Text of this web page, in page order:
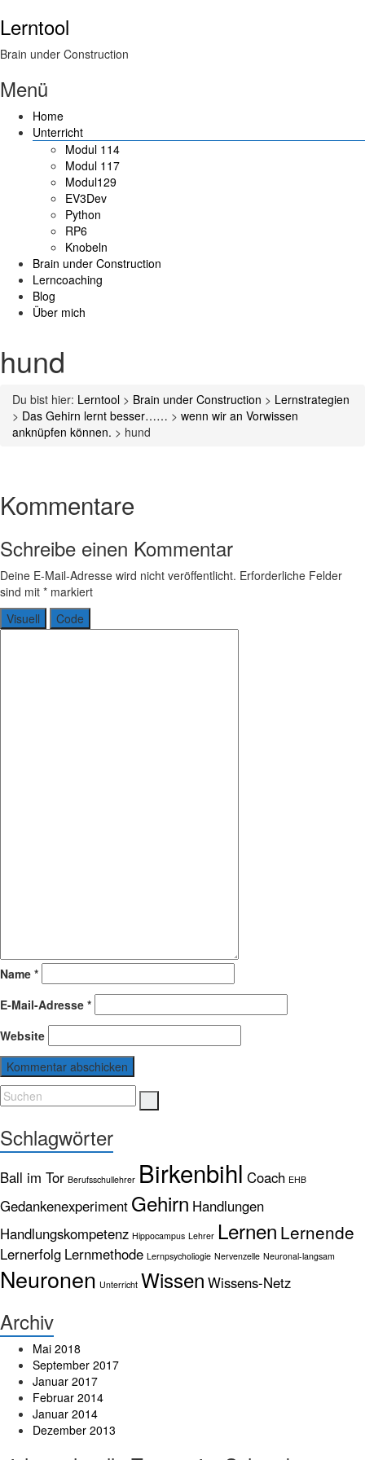
Lerntool
Brain under Construction
Menü
Home
Unterricht
Modul 114
Modul 117
Modul129
EV3Dev
Python
RP6
Knobeln
Brain under Construction
Lerncoaching
Blog
Über mich
hund
Du bist hier: Lerntool > Brain under Construction > Lernstrategien
> Das Gehirn lernt besser…… > wenn wir an Vorwissen
anknüpfen können. > hund
Schreibe einen Kommentar
Deine E-Mail-Adresse wird nicht veröffentlicht. Erforderliche Felder
sind mit * markiert
Visuell
Code
Name *
E-Mail-Adresse *
Website
Schlagwörter
Ball im Tor Berufsschullehrer Birkenbihl Coach EHB
Gedankenexperiment Gehirn Handlungen
Handlungskompetenz Hippocampus Lehrer Lernen Lernende
Lernerfolg Lernmethode Lernpsycholiogie Nervenzelle Neuronal-langsam
Neuronen Unterricht Wissen Wissens-Netz
Archiv
Mai 2018
September 2017
Januar 2017
Februar 2014
Januar 2014
Dezember 2013